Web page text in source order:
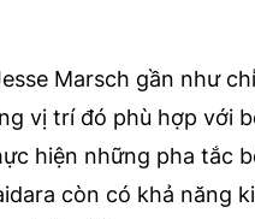
Marsch gần như
vị trí đó phù hợp với
hiện những pha tắc
còn có khả năng